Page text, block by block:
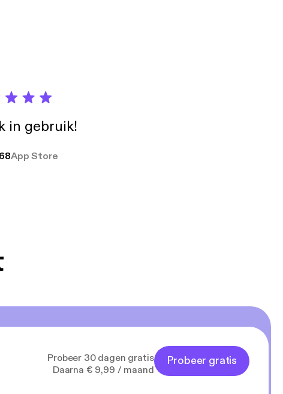
in gebruik!
App Store
Probeer 30 dagen gratis
Daarna € 9,99 / maand
Probeer gratis